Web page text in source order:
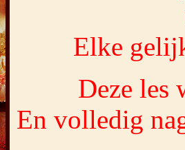
Elke
Deze les
En volledig